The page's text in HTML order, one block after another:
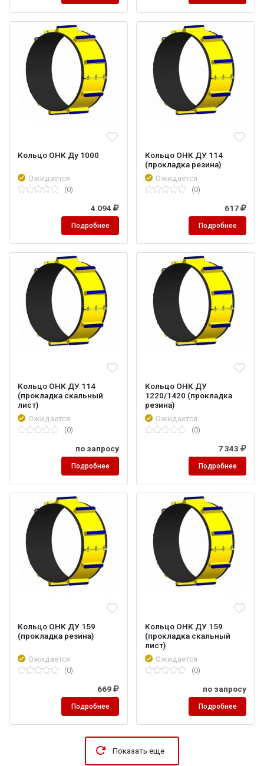
Кольцо ОНК Ду 1000
Ожидается
(0)
4 094
Подробнее
Кольцо ОНК ДУ 114
(прокладка резина)
Ожидается
(0)
617
Подробнее
Кольцо ОНК ДУ 114
(прокладка скальный
лист)
Ожидается
(0)
по запросу
Подробнее
Кольцо ОНК ДУ
1220/1420 (прокладка
резина)
Ожидается
(0)
7 343
Подробнее
Кольцо ОНК ДУ 159
(прокладка резина)
Ожидается
(0)
669
Подробнее
Кольцо ОНК ДУ 159
(прокладка скальный
лист)
Ожидается
(0)
по запросу
Подробнее
Показать еще